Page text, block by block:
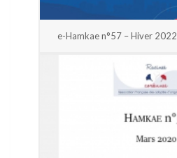
e-Hamkae n°57 – Hiver 2022